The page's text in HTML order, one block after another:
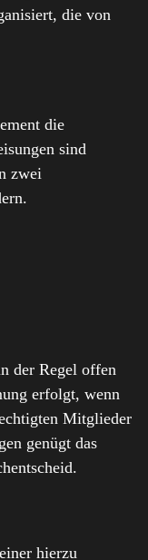
die von
die
sind
zwei
der Regel offen
erfolgt, wenn
Mitglieder
genügt das
hierzu